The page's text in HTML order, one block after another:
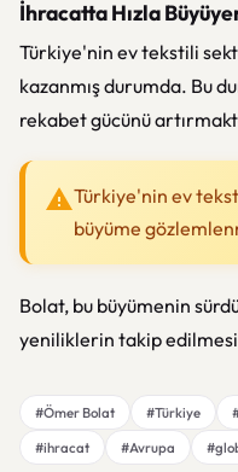
İhracatta Hızla
Türkiye'nin ev tekstili
kazanmış durumda. Bu
rekabet gücünü
Türkiye'nin ev
büyüme
Bolat, bu büyümenin
yeniliklerin takip
#Ömer Bolat #Türkiye
#ihracat
#Avrupa